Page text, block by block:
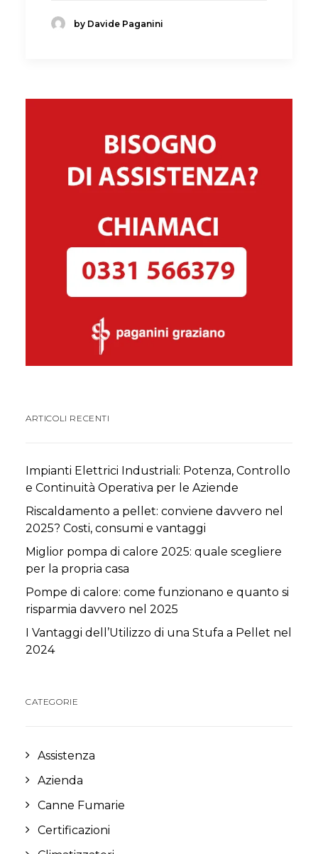
by Davide Paganini
ARTICOLI RECENTI
Impianti Elettrici Industriali: Potenza, Controllo
e Continuità Operativa per le Aziende
Riscaldamento a pellet: conviene davvero nel
2025? Costi, consumi e vantaggi
Miglior pompa di calore 2025: quale scegliere
per la propria casa
Pompe di calore: come funzionano e quanto si
risparmia davvero nel 2025
I Vantaggi dell’Utilizzo di una Stufa a Pellet nel
2024
CATEGORIE
Assistenza
Azienda
Canne Fumarie
Certificazioni